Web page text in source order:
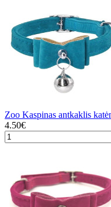
Zoo Kaspinas antkaklis
4.50€